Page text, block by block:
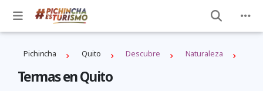
Pichincha Quito Descubre Naturaleza
Termas en Quito